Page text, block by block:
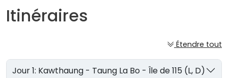
Itinéraires
Étendre tout
Jour 1: Kawthaung - Taung La Bo - Île de 115 (L, D)